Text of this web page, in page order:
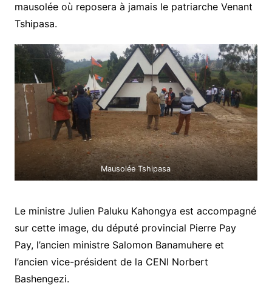
mausolée où reposera à jamais le patriarche Venant
Tshipasa.
Mausolée Tshipasa
Le ministre Julien Paluku Kahongya est accompagné
sur cette image, du député provincial Pierre Pay
Pay, l’ancien ministre Salomon Banamuhere et
l’ancien vice-président de la CENI Norbert
Bashengezi.